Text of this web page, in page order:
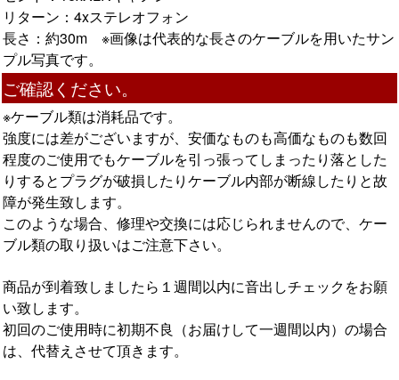
リターン：4xステレオフォン
長さ：約30m ※画像は代表的な長さのケーブルを用いたサン
プル写真です。
ご確認ください。
※ケーブル類は消耗品です。
強度には差がございますが、安価なものも高価なものも数回
程度のご使用でもケーブルを引っ張ってしまったり落とした
りするとプラグが破損したりケーブル内部が断線したりと故
障が発生致します。
このような場合、修理や交換には応じられませんので、ケー
ブル類の取り扱いはご注意下さい。
商品が到着致しましたら１週間以内に音出しチェックをお願
い致します。
初回のご使用時に初期不良（お届けして一週間以内）の場合
は、代替えさせて頂きます。